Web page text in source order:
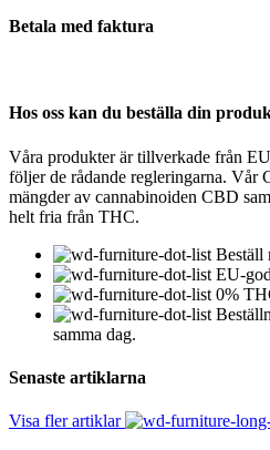
Betala med faktura
Hos oss kan du beställa din
Våra produkter är tillverkade från
följer de rådande regleringarna. Vår
mängder av cannabinoiden CBD
helt fria från THC.
Beställ
EU-
0%
samma dag.
Senaste artiklarna
Visa fler artiklar